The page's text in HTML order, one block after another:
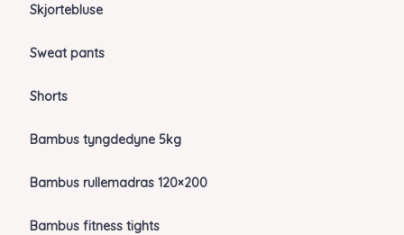
Skjortebluse
Sweat pants
Shorts
Bambus tyngdedyne 5kg
Bambus rullemadras 120×200
Bambus fitness tights